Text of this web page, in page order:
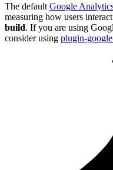
The default Google
measuring how users
build. If you are using
consider using plugin-